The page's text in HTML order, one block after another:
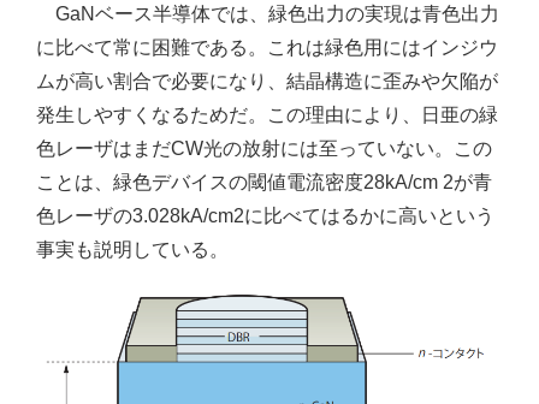
GaNベース半導体では、緑色出力の実現は青色出力
に比べて常に困難である。これは緑色用にはインジウ
ムが高い割合で必要になり、結晶構造に歪みや欠陥が
発生しやすくなるためだ。この理由により、日亜の緑
色レーザはまだCW光の放射には至っていない。この
ことは、緑色デバイスの閾値電流密度28kA/cm 2が青
色レーザの3.028kA/cm2に比べてはるかに高いという
事実も説明している。